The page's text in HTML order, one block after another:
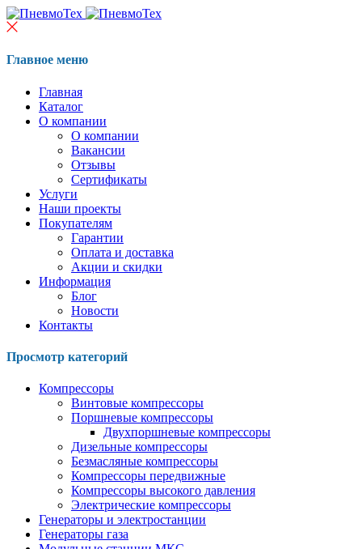
Главное меню
Главная
Каталог
О компании
О компании
Вакансии
Отзывы
Сертификаты
Услуги
Наши проекты
Покупателям
Гарантии
Оплата и доставка
Акции и скидки
Информация
Блог
Новости
Контакты
Просмотр категорий
Компрессоры
Винтовые компрессоры
Поршневые компрессоры
Двухпоршневые компрессоры
Дизельные компрессоры
Безмасляные компрессоры
Компрессоры передвижные
Компрессоры высокого давления
Электрические компрессоры
Генераторы и электростанции
Генераторы газа